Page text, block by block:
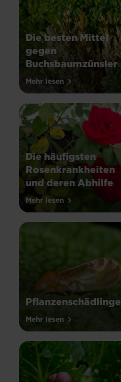
Die besten Mittel
gegen
Buchsbaumzünsler
Mehr lesen
Die häufigsten
Rosenkrankheiten
und deren Abhilfe
Mehr lesen
Pflanzenschädlinge
Mehr lesen